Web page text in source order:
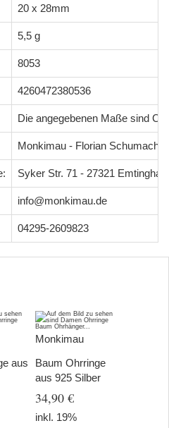
20 x 28mm
5,5 g
8053
4260472380536
Die angegebenen Maße sind
Monkimau - Florian Schumacher
Syker Str. 71 - 27321
info@monkimau.de
04295-2609823
aus
Monkimau
Baum Ohrringe
aus 925 Silber
34,90 €
inkl. 19%